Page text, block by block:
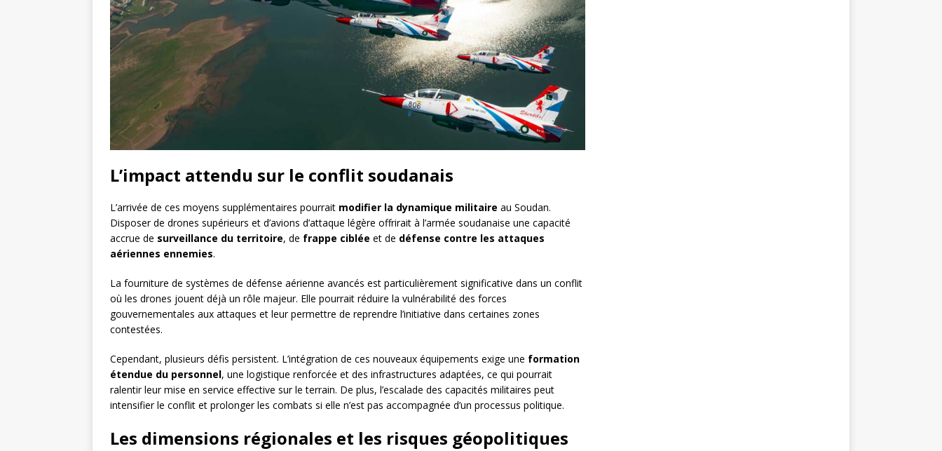
L’impact attendu sur le conflit soudanais
L’arrivée de ces moyens supplémentaires pourrait modifier la dynamique militaire au Soudan.
Disposer de drones supérieurs et d’avions d’attaque légère offrirait à l’armée soudanaise une capacité
accrue de surveillance du territoire, de frappe ciblée et de défense contre les attaques
aériennes ennemies.
La fourniture de systèmes de défense aérienne avancés est particulièrement significative dans un conflit
où les drones jouent déjà un rôle majeur. Elle pourrait réduire la vulnérabilité des forces
gouvernementales aux attaques et leur permettre de reprendre l’initiative dans certaines zones
contestées.
Cependant, plusieurs défis persistent. L’intégration de ces nouveaux équipements exige une formation
étendue du personnel, une logistique renforcée et des infrastructures adaptées, ce qui pourrait
ralentir leur mise en service effective sur le terrain. De plus, l’escalade des capacités militaires peut
intensifier le conflit et prolonger les combats si elle n’est pas accompagnée d’un processus politique.
Les dimensions régionales et les risques géopolitiques